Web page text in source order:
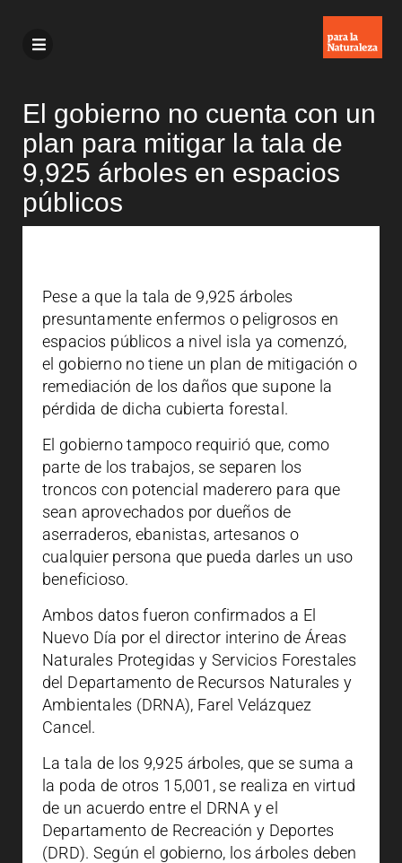
El gobierno no cuenta con un
plan para mitigar la tala de
9,925 árboles en espacios
públicos
Pese a que la tala de 9,925 árboles
presuntamente enfermos o peligrosos en
espacios públicos a nivel isla ya comenzó,
el gobierno no tiene un plan de mitigación o
remediación de los daños que supone la
pérdida de dicha cubierta forestal.
El gobierno tampoco requirió que, como
parte de los trabajos, se separen los
troncos con potencial maderero para que
sean aprovechados por dueños de
aserraderos, ebanistas, artesanos o
cualquier persona que pueda darles un uso
beneficioso.
Ambos datos fueron confirmados a El
Nuevo Día por el director interino de Áreas
Naturales Protegidas y Servicios Forestales
del Departamento de Recursos Naturales y
Ambientales (DRNA), Farel Velázquez
Cancel.
La tala de los 9,925 árboles, que se suma a
la poda de otros 15,001, se realiza en virtud
de un acuerdo entre el DRNA y el
Departamento de Recreación y Deportes
(DRD). Según el gobierno, los árboles deben